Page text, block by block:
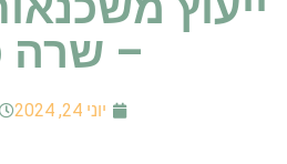
– שרה
יוני 24, 2024